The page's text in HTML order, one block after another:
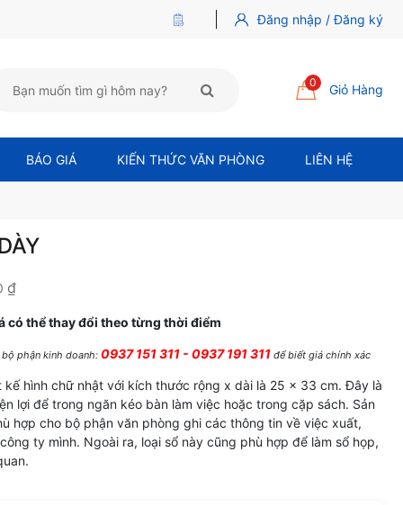
Đăng nhập / Đăng ký
0 Giỏ Hàng
BÁO GIÁ KIẾN THỨC VĂN PHÒNG LIÊN HỆ
₫Khoảng giá: từ 45,000 ₫ đến 60,000 ₫
có thể thay đổi theo từng thời điểm
phận kinh doanh: 0937 151 311 - 0937 191 311 để biết giá chính xác
hình chữ nhật với kích thước rộng x dài là 25 x 33 cm. Đây là
lợi để trong ngăn kéo bàn làm việc hoặc trong cặp sách. Sản
hợp cho bộ phận văn phòng ghi các thông tin về việc xuất,
ty mình. Ngoài ra, loại sổ này cũng phù hợp để làm sổ họp,